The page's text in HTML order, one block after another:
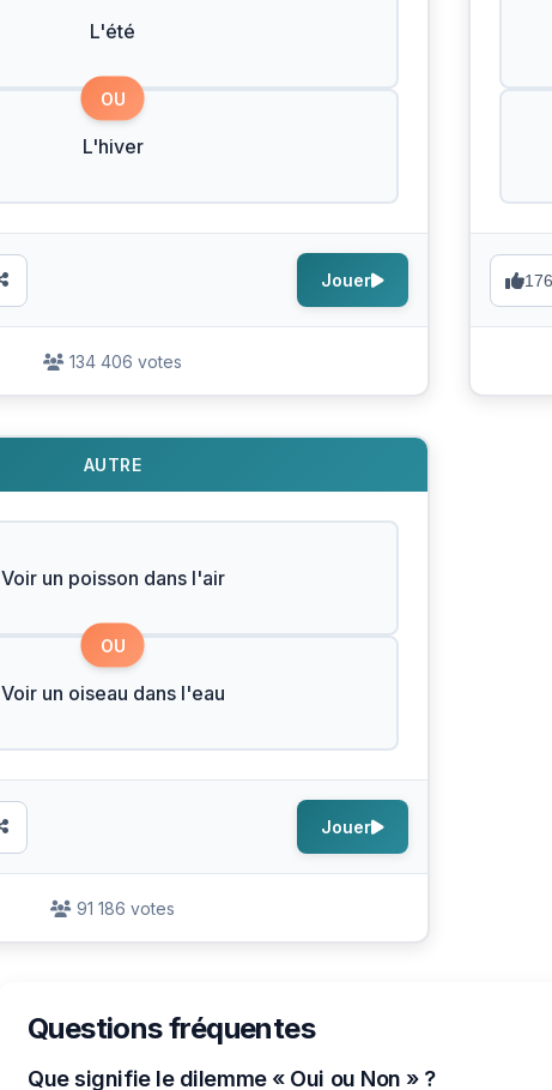
L'été
OU
L'hiver
Jouer
134 406 votes
176
AUTRE
Voir un poisson dans l'air
OU
Voir un oiseau dans l'eau
Jouer
91 186 votes
Questions fréquentes
Que signifie le dilemme « Oui ou Non » ?